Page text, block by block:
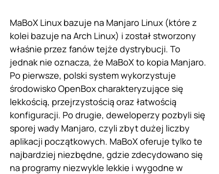
MaBoX Linux bazuje na Manjaro Linux (które z
kolei bazuje na Arch Linux) i został stworzony
właśnie przez fanów tejże dystrybucji. To
jednak nie oznacza, że MaBoX to kopia Manjaro.
Po pierwsze, polski system wykorzystuje
środowisko OpenBox charakteryzujące się
lekkością, przejrzystością oraz łatwością
konfiguracji. Po drugie, deweloperzy pozbyli się
sporej wady Manjaro, czyli zbyt dużej liczby
aplikacji początkowych. MaBoX oferuje tylko te
najbardziej niezbędne, gdzie zdecydowano się
na programy niezwykle lekkie i wygodne w